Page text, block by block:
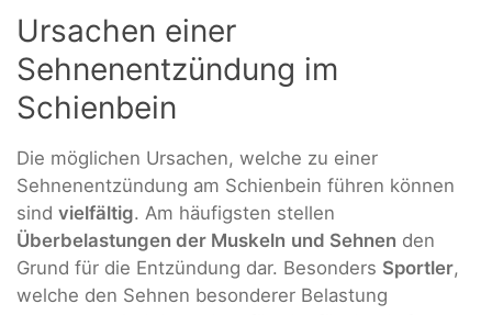
Ursachen einer
Sehnenentzündung im
Schienbein
Die möglichen Ursachen, welche zu einer
Sehnenentzündung am Schienbein führen können
sind vielfältig. Am häufigsten stellen
Überbelastungen der Muskeln und Sehnen den
Grund für die Entzündung dar. Besonders Sportler,
welche den Sehnen besonderer Belastung